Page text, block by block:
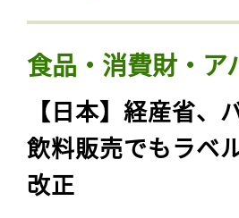
食品・消費財・ア
【日本】経産省、
飲料販売でもラベ
改正